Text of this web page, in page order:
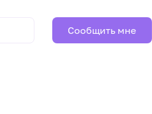
Сообщить мне